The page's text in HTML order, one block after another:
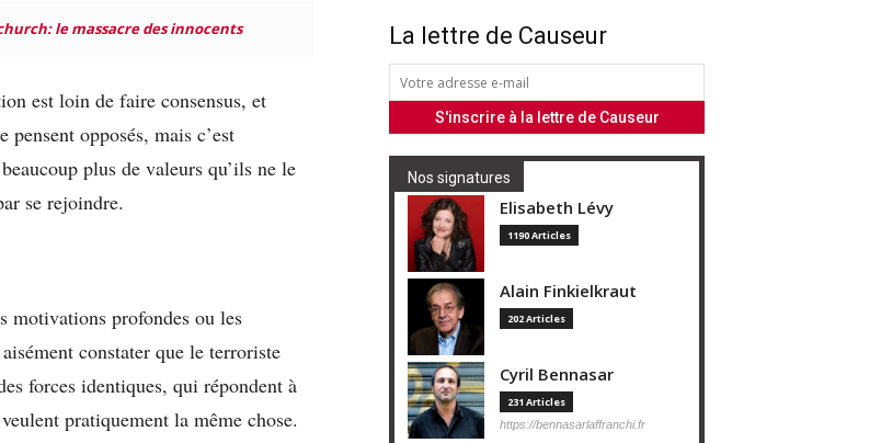
le massacre des innocents
est loin de faire consensus, et
opposés, mais c’est
plus de valeurs qu’ils ne le
se rejoindre.
motivations profondes ou les
constater que le terroriste
forces identiques, qui répondent à
pratiquement la même chose.
La lettre de Causeur
Nos signatures
Elisabeth Lévy
1190 Articles
Alain Finkielkraut
202 Articles
Cyril Bennasar
231 Articles
https://bennasarlaffranchi.fr